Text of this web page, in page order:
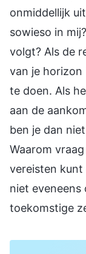
onmiddellijk
sowieso in
volgt? Als de
van je horizon
te doen. Als
aan de
ben je dan
Waarom
vereisten kunt
niet
toekomstige